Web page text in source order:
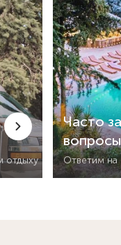
отдыху
Часто
вопросы
Ответим на